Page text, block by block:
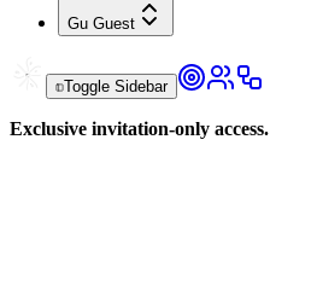
Gu Guest
Toggle Sidebar
Exclusive invitation-only access.